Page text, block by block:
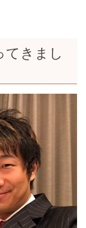
てきまし